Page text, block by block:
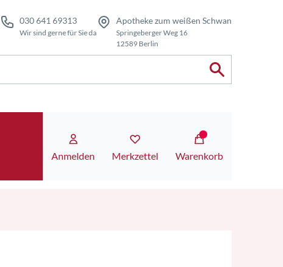
030 641 69313
Wir sind gerne für Sie da
Apotheke zum weißen Schwan
Springeberger Weg 16
12589 Berlin
Anmelden Merkzettel Warenkorb